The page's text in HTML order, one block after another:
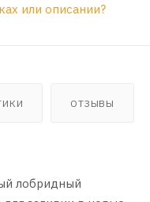
или описании?
ОТЗЫВЫ
лобридный